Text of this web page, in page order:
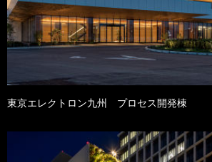
東京エレクトロン九州 プロセス開発棟